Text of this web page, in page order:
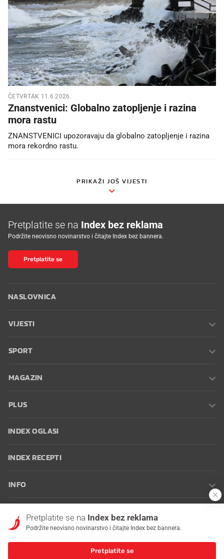
ČETVRTAK 11.6.2026.
Znanstvenici: Globalno zatopljenje i razina
mora rastu
ZNANSTVENICI upozoravaju da globalno zatopljenje i razina
mora rekordno rastu.
PRIKAŽI JOŠ VIJESTI
Pretplatite se na Index bez reklama
Podržite neovisno novinarstvo i čitajte Index bez bannera.
Pretplatite se
NASLOVNICA
VIJESTI
SPORT
MAGAZIN
PLUS
INDEX OGLASI
INDEX RECEPTI
INFO
korištenja
Postavke kolačića
Pretplatite se na Index bez reklama
Podržite neovisno novinarstvo i čitajte Index bez bannera.
Pretplatite se